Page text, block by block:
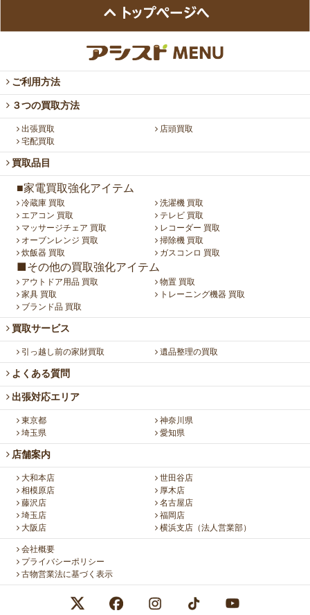
ご利用方法
３つの買取方法
出張買取
店頭買取
宅配買取
買取品目
■家電買取強化アイテム
冷蔵庫 買取
洗濯機 買取
エアコン 買取
テレビ 買取
マッサージチェア 買取
レコーダー 買取
オーブンレンジ 買取
掃除機 買取
炊飯器 買取
ガスコンロ 買取
■その他の買取強化アイテム
アウトドア用品 買取
物置 買取
家具 買取
トレーニング機器 買取
ブランド品 買取
買取サービス
引っ越し前の家財買取 遺品整理の買取
よくある質問
出張対応エリア
東京都
神奈川県
埼玉県
愛知県
店舗案内
大和本店
世田谷店
相模原店
厚木店
藤沢店
名古屋店
埼玉店
福岡店
大阪店
横浜支店（法人営業部）
会社概要
プライバシーポリシー
古物営業法に基づく表示